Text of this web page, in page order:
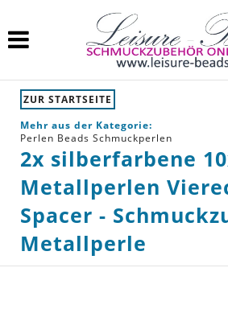
ZUR STARTSEITE
Mehr aus der Kategorie:
Perlen Beads Schmuckperlen
2x silberfarbene
Metallperlen
Spacer -
Metallperle